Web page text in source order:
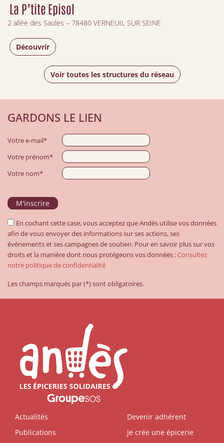
La P’tite Episol
2 allée des Saules – 78480 VERNEUIL SUR SEINE
Découvrir
Voir toutes les structures du réseau
GARDONS LE LIEN
Votre e-mail*
Votre prénom*
Votre nom*
En cochant cette case, vous acceptez que Andès utilise vos données
afin de vous envoyer des informations sur ses actions, ses
événements et ses campagnes de soutien. Pour en savoir plus sur vos
droits et la manière dont nous protégeons vos données :Consultez
notre politique de confidentialité
Les champs marqués par (*) sont obligatoires.
Actualités
Publications
Devenir adhérent
Je crée une épicerie